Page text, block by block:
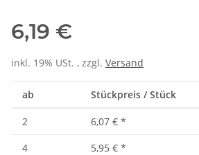
6,19 €
inkl. 19% USt. , zzgl. Versand
ab Stückpreis / Stück
2 6,07 € *
4
5,95 € *